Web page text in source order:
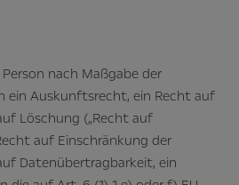
nach Maßgabe der
ein Auskunftsrecht, ein Recht auf
Löschung („Recht auf
auf Einschränkung der
Datenübertragbarkeit, ein